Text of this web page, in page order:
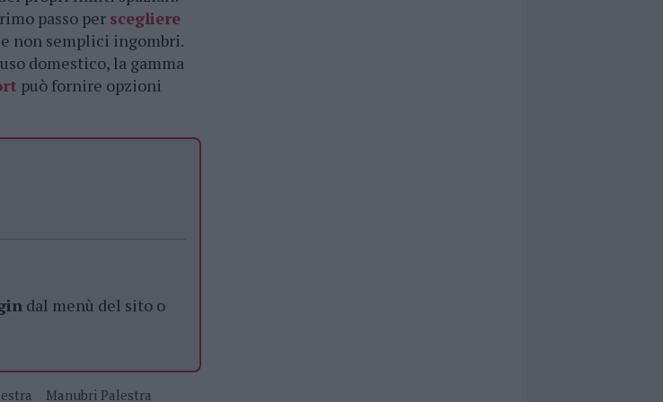
passo per scegliere
non semplici ingombri.
domestico, la gamma
può fornire opzioni
dal menù del sito o
Manubri Palestra